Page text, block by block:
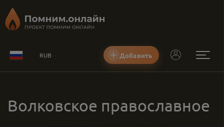
RUB Добавить
Волковское православное